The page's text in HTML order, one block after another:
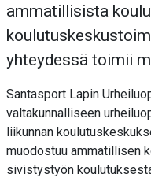
ammatillisista
yhteydessä toimii
Santasport Lapin
valtakunnalliseen
liikunnan
muodostuu ammatillisen
sivistystyön